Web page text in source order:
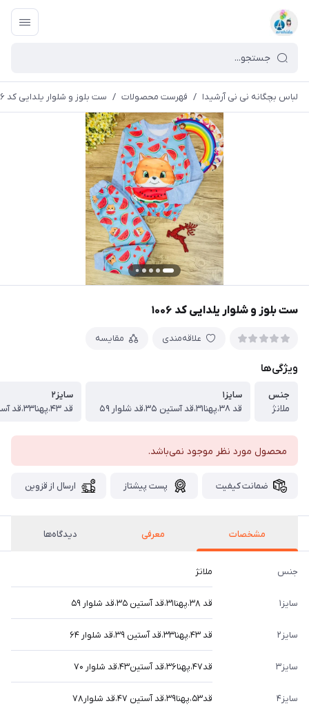
لباس بچگانه نی نی آرشیدا / فهرست محصولات / ست بلوز و شلوار یلدایی کد ۱۰۰۶
ست بلوز و شلوار یلدایی کد ۱۰۰۶
علاقه‌مندی مقایسه
ویژگی‌ها
جنس
ملانژ
سایز۱
قد ۳۸،پهنا۳۱،قد آستین ۳۵،قد شلوار ۵۹
سایز۲
قد ۴۳،پهنا۳۳،قد آستین ۳۹،قد شلوار ۶۴
محصول مورد نظر موجود نمی‌باشد.
ضمانت کیفیت پست پیشتاز ارسال از قزوین
مشخصات معرفی دیدگاه‌ها
جنس ملانژ
سایز۱ قد ۳۸،پهنا۳۱،قد آستین ۳۵،قد شلوار ۵۹
سایز۲ قد ۴۳،پهنا۳۳،قد آستین ۳۹،قد شلوار ۶۴
سایز۳ قد۴۷،پهنا۳۶،قد آستین۴۳،قد شلوار ۷۰
سایز۴ قد۵۳،پهنا۳۹،قد آستین ۴۷،قد شلوار۷۸